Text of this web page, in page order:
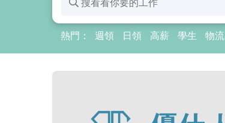
熱門： 週領 日領 高薪 學生 物流